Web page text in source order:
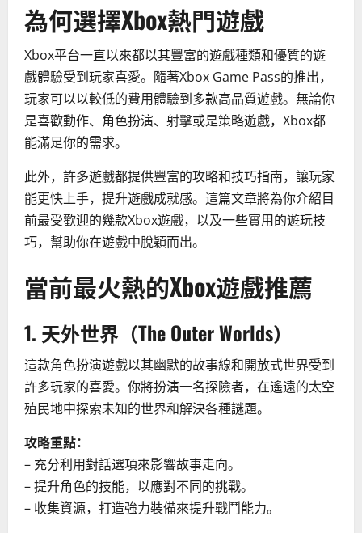
為何選擇Xbox熱門遊戲
Xbox平台一直以來都以其豐富的遊戲種類和優質的遊
戲體驗受到玩家喜愛。隨著Xbox Game Pass的推出，
玩家可以以較低的費用體驗到多款高品質遊戲。無論你
是喜歡動作、角色扮演、射擊或是策略遊戲，Xbox都
能滿足你的需求。
此外，許多遊戲都提供豐富的攻略和技巧指南，讓玩家
能更快上手，提升遊戲成就感。這篇文章將為你介紹目
前最受歡迎的幾款Xbox遊戲，以及一些實用的遊玩技
巧，幫助你在遊戲中脫穎而出。
當前最火熱的Xbox遊戲推薦
1. 天外世界（The Outer Worlds）
這款角色扮演遊戲以其幽默的故事線和開放式世界受到
許多玩家的喜愛。你將扮演一名探險者，在遙遠的太空
殖民地中探索未知的世界和解決各種謎題。
攻略重點：
– 充分利用對話選項來影響故事走向。
– 提升角色的技能，以應對不同的挑戰。
– 收集資源，打造強力裝備來提升戰鬥能力。